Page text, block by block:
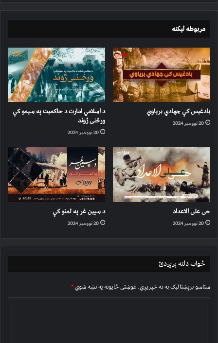
مربوطه لیکنه
بادغیس کې جهادي بریاوي
20 نوومبر 2024
د اسلامي امارت د حاکمیت په سیمو کې
ورځنی ژوند
20 نوومبر 2024
حی علی الاعداد
20 نوومبر 2024
د سپین غر په لمنو کې
20 نوومبر 2024
ځواب دلته پرېږدئ
ستاسو برېښناليک به نه خپريږي.غوښتى ځایونه په نښه شوي*